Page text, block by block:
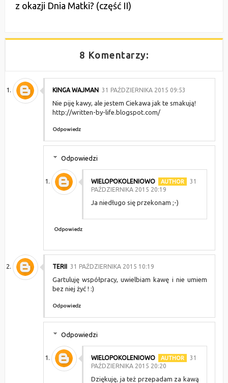
z okazji Dnia Matki? (część II)
8 Komentarzy:
KINGA WAJMAN 31 PAŹDZIERNIKA 2015 09:53
Nie piję kawy, ale jestem Ciekawa jak te smakują!
http://written-by-life.blogspot.com/
Odpowiedz
Odpowiedzi
WIELOPOKOLENIOWO
31
PAŹDZIERNIKA 2015 20:19
Ja niedługo się przekonam ;-)
Odpowiedz
TERII 31 PAŹDZIERNIKA 2015 10:19
Gartuluję współpracy, uwielbiam kawę i nie umiem
bez niej żyć ! :)
Odpowiedz
Odpowiedzi
WIELOPOKOLENIOWO
31
PAŹDZIERNIKA 2015 20:20
Dziękuję, ja też przepadam za kawą